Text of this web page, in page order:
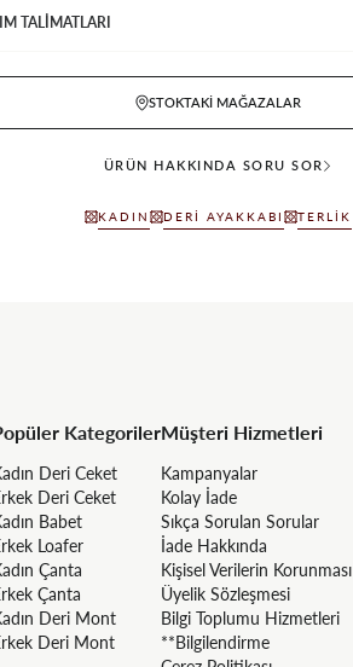
TALİMATLARI
STOKTAKI MAĞAZALAR
ÜRÜN HAKKINDA SORU SOR
KADIN DERI AYAKKABI TERLIK
Kategoriler
Deri Ceket
Deri Ceket
Babet
Loafer
Çanta
Çanta
Deri Mont
Deri Mont
Müşteri Hizmetleri
Kampanyalar
Kolay İade
Sıkça Sorulan Sorular
İade Hakkında
Kişisel Verilerin Korunması
Üyelik Sözleşmesi
Bilgi Toplumu Hizmetleri
**Bilgilendirme